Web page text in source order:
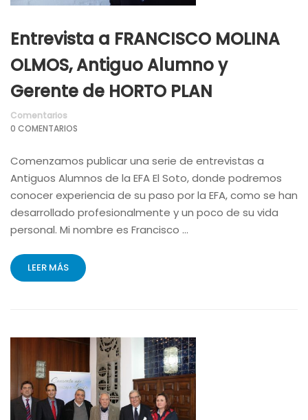
Entrevista a FRANCISCO MOLINA
OLMOS, Antiguo Alumno y
Gerente de HORTO PLAN
Comentarios
0 COMENTARIOS
Comenzamos publicar una serie de entrevistas a
Antiguos Alumnos de la EFA El Soto, donde podremos
conocer experiencia de su paso por la EFA, como se han
desarrollado profesionalmente y un poco de su vida
personal. Mi nombre es Francisco …
LEER MÁS